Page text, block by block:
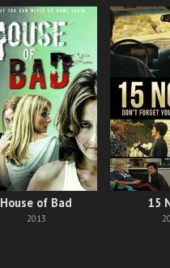
House of Bad
2013
15